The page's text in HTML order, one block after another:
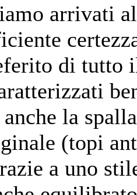
arrivati
di tutto
la
(topi
a uno